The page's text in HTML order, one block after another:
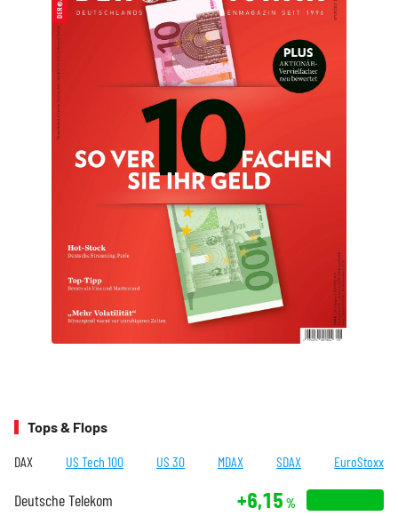
Tops & Flops
DAX US Tech 100 US 30 MDAX SDAX EuroStoxx
Deutsche Telekom +6,15 %